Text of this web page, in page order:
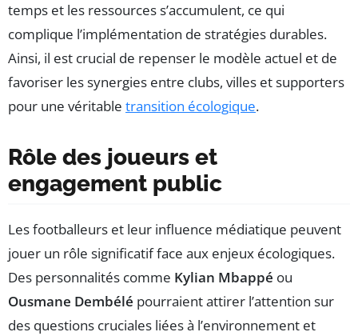
temps et les ressources s’accumulent, ce qui
complique l’implémentation de stratégies durables.
Ainsi, il est crucial de repenser le modèle actuel et de
favoriser les synergies entre clubs, villes et supporters
pour une véritable transition écologique.
Rôle des joueurs et
engagement public
Les footballeurs et leur influence médiatique peuvent
jouer un rôle significatif face aux enjeux écologiques.
Des personnalités comme Kylian Mbappé ou
Ousmane Dembélé pourraient attirer l’attention sur
des questions cruciales liées à l’environnement et